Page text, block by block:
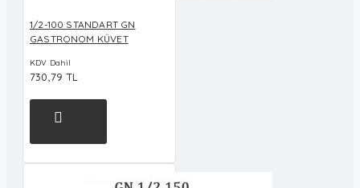
1/2-100 STANDART GN
GASTRONOM KÜVET
KDV Dahil
730,79 TL